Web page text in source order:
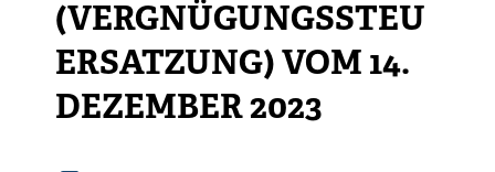
(VERGNÜGUNGSSTEU
ERSATZUNG) VOM 14.
DEZEMBER 2023